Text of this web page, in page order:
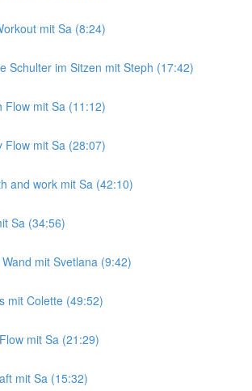
mit Sa (8:24)
Schulter im Sitzen mit Steph (17:42)
Flow mit Sa (11:12)
Flow mit Sa (28:07)
and work mit Sa (42:10)
Sa (34:56)
mit Svetlana (9:42)
mit Colette (49:52)
mit Sa (21:29)
mit Sa (15:32)